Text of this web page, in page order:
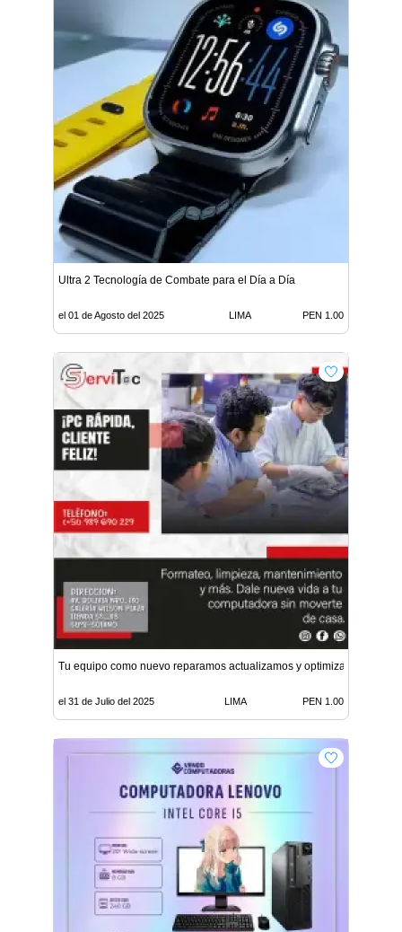
Ultra 2 Tecnología de Combate para el Día a Día
el 01 de Agosto del 2025 LIMA PEN 1.00
Tu equipo como nuevo reparamos actualizamos y optimizamos
el 31 de Julio del 2025 LIMA PEN 1.00